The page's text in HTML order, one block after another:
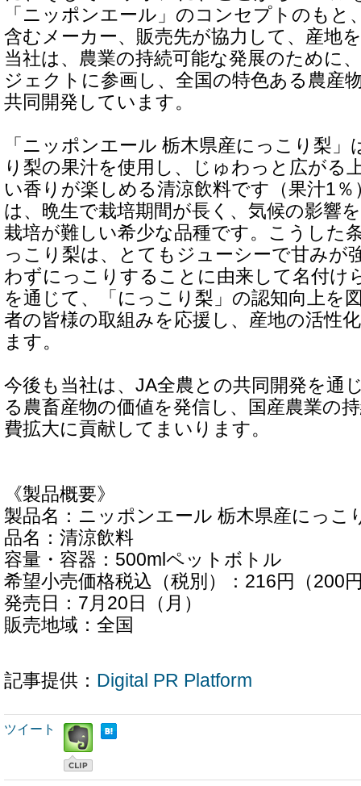
「ニッポンエール」のコンセプトのもと
含むメーカー、販売先が協力して、産地
当社は、農業の持続可能な発展のために
ジェクトに参画し、全国の特色ある農産
共同開発しています。
「ニッポンエール 栃木県産にっこり梨
り梨の果汁を使用し、じゅわっと広がる
い香りが楽しめる清涼飲料です（果汁1
は、晩生で栽培期間が長く、気候の影響
栽培が難しい希少な品種です。こうした
っこり梨は、とてもジューシーで甘みが
わずにっこりすることに由来して名付け
を通じて、「にっこり梨」の認知向上を
者の皆様の取組みを応援し、産地の活性
ます。
今後も当社は、JA全農との共同開発を通
る農畜産物の価値を発信し、国産農業の
費拡大に貢献してまいります。
《製品概要》
製品名：ニッポンエール 栃木県産にっこ
品名：清涼飲料
容量・容器：500mlペットボトル
希望小売価格税込（税別）：216円（200
発売日：7月20日（月）
販売地域：全国
記事提供： Digital PR Platform
ツイート